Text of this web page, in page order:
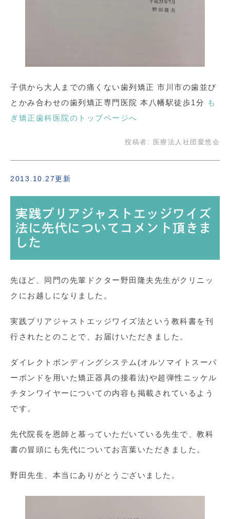
子供から大人までの痛くない歯列矯正 市川市の歯並び
とかみ合わせの歯列矯正専門医院 本八幡駅徒歩1分
も
ぎ矯正歯科医院のトップページへ
投稿者: 医療法人社団愛悠会
2013.10.27更新
実践プリアジャストエッジワイズ
法に先代についてコメント頂きま
した
先ほど、同門の先輩ドクター野田隆夫先生がクリニッ
クにお越しになりました。
実践プリアジャストエッジワイズ法という教科書を刊
行されたとのことで、お届けいただきました。
ダイレクトボンディングシステム(オルソマイトスーパ
ーボンドを用いた矯正器具の接着法)や超弾性ニッケル
チタンワイヤーについての内容も掲載されているよう
です。
先代院長を恩師と慕っていただいている先生で、教科
書の冒頭にも先代についてお言葉いただきました。
野田先生、本当にありがとうございました。